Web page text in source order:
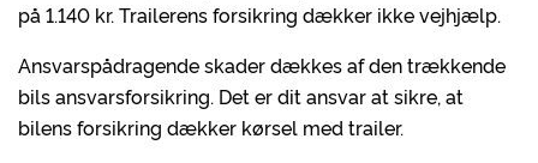
på 1.140 kr. Trailerens forsikring dækker ikke vejhjælp.
Ansvarspådragende skader dækkes af den trækkende
bils ansvarsforsikring. Det er dit ansvar at sikre, at
bilens forsikring dækker kørsel med trailer.